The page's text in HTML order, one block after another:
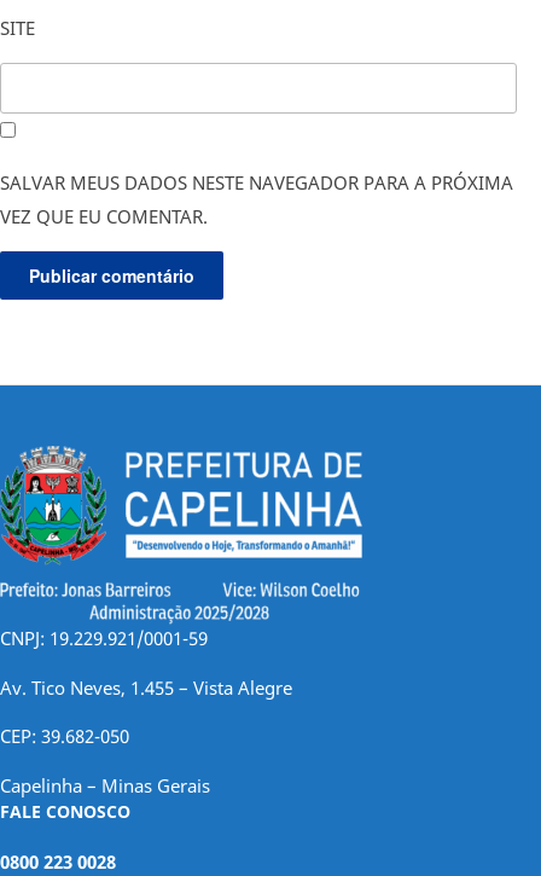
SITE
SALVAR MEUS DADOS NESTE NAVEGADOR PARA A PRÓXIMA
VEZ QUE EU COMENTAR.
CNPJ: 19.229.921/0001-59
Av. Tico Neves, 1.455 – Vista Alegre
CEP: 39.682-050
Capelinha – Minas Gerais
FALE CONOSCO
0800 223 0028